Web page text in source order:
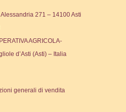
271 – 14100 Asti
AGRICOLA-
d’Asti (Asti) – Italia
generali di vendita